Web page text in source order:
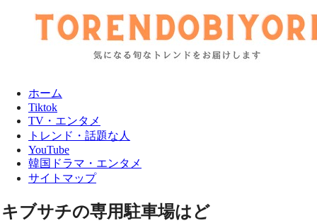
ホーム
Tiktok
TV・エンタメ
トレンド・話題な人
YouTube
韓国ドラマ・エンタメ
サイトマップ
キブサチの専用駐車場はど